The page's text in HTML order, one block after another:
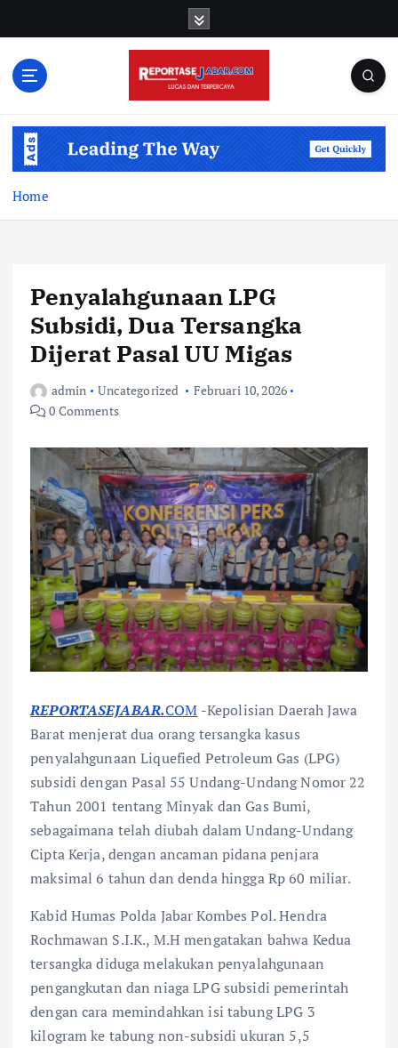
Home
Penyalahgunaan LPG
Subsidi, Dua Tersangka
Dijerat Pasal UU Migas
admin Uncategorized
Februari 10, 2026
0 Comments
REPORTASEJABAR.COM -Kepolisian Daerah Jawa
Barat menjerat dua orang tersangka kasus
penyalahgunaan Liquefied Petroleum Gas (LPG)
subsidi dengan Pasal 55 Undang-Undang Nomor 22
Tahun 2001 tentang Minyak dan Gas Bumi,
sebagaimana telah diubah dalam Undang-Undang
Cipta Kerja, dengan ancaman pidana penjara
maksimal 6 tahun dan denda hingga Rp 60 miliar.
Kabid Humas Polda Jabar Kombes Pol. Hendra
Rochmawan S.I.K., M.H mengatakan bahwa Kedua
tersangka diduga melakukan penyalahgunaan
pengangkutan dan niaga LPG subsidi pemerintah
dengan cara memindahkan isi tabung LPG 3
kilogram ke tabung non-subsidi ukuran 5,5